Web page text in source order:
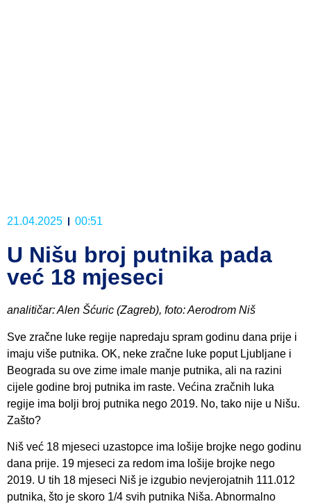
21.04.2025 00:51
U Nišu broj putnika pada
već 18 mjeseci
analitičar: Alen Šćuric (Zagreb), foto: Aerodrom Niš
Sve zračne luke regije napredaju spram godinu dana prije i
imaju više putnika. OK, neke zračne luke poput Ljubljane i
Beograda su ove zime imale manje putnika, ali na razini
cijele godine broj putnika im raste. Većina zračnih luka
regije ima bolji broj putnika nego 2019. No, tako nije u Nišu.
Zašto?
Niš već 18 mjeseci uzastopce ima lošije brojke nego godinu
dana prije. 19 mjeseci za redom ima lošije brojke nego
2019. U tih 18 mjeseci Niš je izgubio nevjerojatnih 111.012
putnika, što je skoro 1/4 svih putnika Niša. Abnormalno